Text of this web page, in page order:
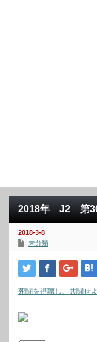
2018年 J2 第
2018-3-8
未分類
死闘を視聴し、共闘せ